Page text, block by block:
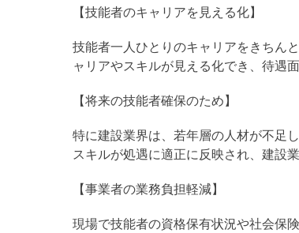
【技能者のキャリアを見える化】
技能者一人ひとりのキャリアをきちん
ャリアやスキルが見える化でき、待遇
【将来の技能者確保のため】
特に建設業界は、若年層の人材が不足
スキルが処遇に適正に反映され、建設
【事業者の業務負担軽減】
現場で技能者の資格保有状況や社会保